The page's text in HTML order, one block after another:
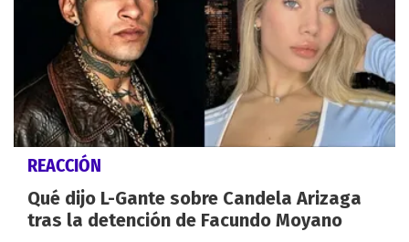
REACCIÓN
Qué dijo L-Gante sobre Candela Arizaga
tras la detención de Facundo Moyano